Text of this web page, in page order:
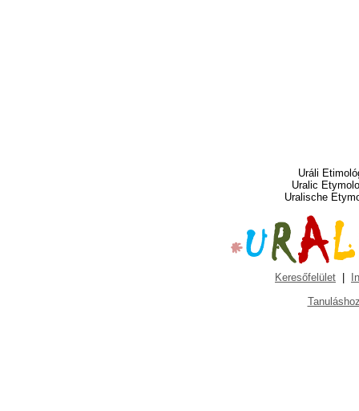
Uráli
Uralic
Uralische
Keresőfelület